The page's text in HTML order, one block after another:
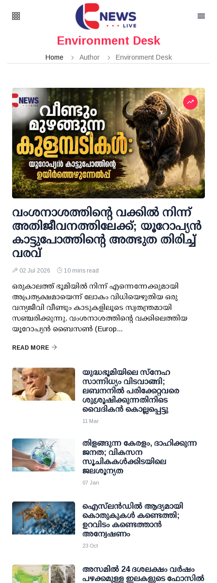
Environment Desk
Home Author Environment Desk
വംശനാശത്തിന്റെ വക്കില്‍ നിന്ന്
അതിജീവനത്തിലേക്ക്; യൂറോപ്യന്‍
കാട്ടുപോത്തിന്റെ അത്ഭുത തിരിച്ച്
വരവ്
02 Jul 2026 10 mins read
ഒരുകാലത്ത് ഭൂമിയില്‍ നിന്ന് എന്നെന്നേക്കുമായി
അപ്രത്യക്ഷമായെന്ന് ലോകം വിധിയെഴുതിയ ഒരു
വന്യജീവി വീണ്ടും കാടുകളിലൂടെ സ്വതന്ത്രമായി
സഞ്ചരിക്കുന്നു. വംശനാശത്തിന്റെ വക്കിലെത്തിയ
യൂറോപ്യന്‍ ബൈസണ്‍ (Europ...
READ MORE
യുദ്ധഭൂമിയിലെ സ്നേഹ
സാന്നിധ്യം വിടവാങ്ങി;
ലബനനിൽ പരിക്കേറ്റവരെ
ശുശ്രൂഷിക്കുന്നതിനിടെ
വൈദികൻ കൊല്ലപ്പെട്ടു
11 Mar
തിളങ്ങുന്ന കേരളം, ദാഹിക്കുന്ന
ജനത; വികസന
സൂചികകൾക്കിടയിലെ
ജലശൂന്യത
07 Jan
ഐസ്‍ലൻഡിൽ ആദ്യമായി
കൊതുകുകൾ കണ്ടെത്തി;
ഉറവിടം കണ്ടെത്താൻ
അന്വേഷണം
23 Oct
അസമില്‍ 24 ദശലക്ഷം വര്‍ഷം
പഴക്കമുള്ള ഇലകളുടെ ഫോസില്‍